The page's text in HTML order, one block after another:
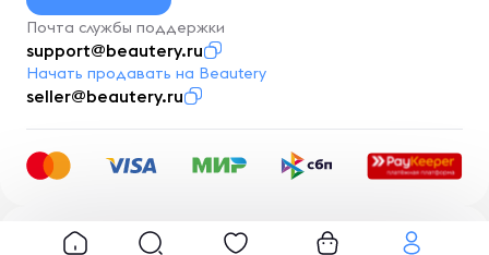
Почта службы поддержки
support@beautery.ru
Начать продавать на Beautery
seller@beautery.ru
Разработка BusinessMentor.ru